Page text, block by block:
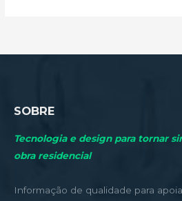
SOBRE
Tecnologia e design para tornar
obra residencial
Informação de qualidade para